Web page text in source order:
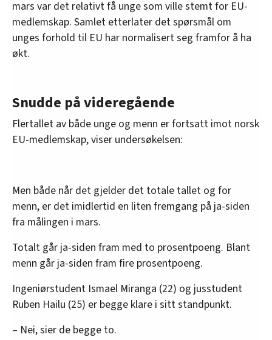
mars var det relativt få unge som ville stemt for EU-
medlemskap. Samlet etterlater det spørsmål om
unges forhold til EU har normalisert seg framfor å ha
økt.
Snudde på videregående
Flertallet av både unge og menn er fortsatt imot norsk
EU-medlemskap, viser undersøkelsen:
Men både når det gjelder det totale tallet og for
menn, er det imidlertid en liten fremgang på ja-siden
fra målingen i mars.
Totalt går ja-siden fram med to prosentpoeng. Blant
menn går ja-siden fram fire prosentpoeng.
Ingeniørstudent Ismael Miranga (22) og jusstudent
Ruben Hailu (25) er begge klare i sitt standpunkt.
– Nei, sier de begge to.